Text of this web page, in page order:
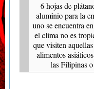
6 hojas de
aluminio para la
uno se encuentra
el clima no es
que visiten
alimentos
las Filipinas